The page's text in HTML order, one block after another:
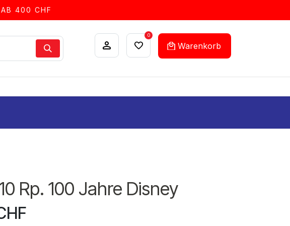
AB 400 CHF
0
Warenkorb
Rp. 100 Jahre Disney